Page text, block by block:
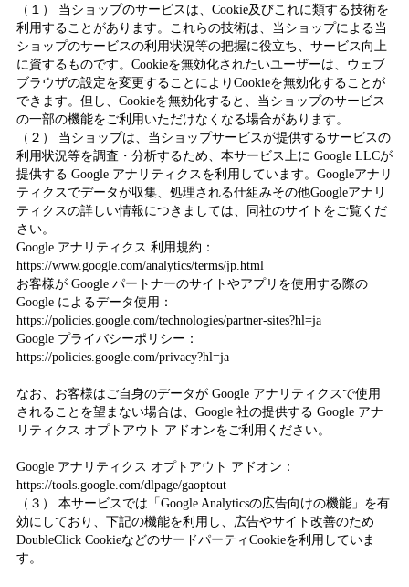
（１） 当ショップのサービスは、Cookie及びこれに類する技術を
利用することがあります。これらの技術は、当ショップによる当
ショップのサービスの利用状況等の把握に役立ち、サービス向上
に資するものです。Cookieを無効化されたいユーザーは、ウェブ
ブラウザの設定を変更することによりCookieを無効化することが
できます。但し、Cookieを無効化すると、当ショップのサービス
の一部の機能をご利用いただけなくなる場合があります。
（２） 当ショップは、当ショップサービスが提供するサービスの
利用状況等を調査・分析するため、本サービス上に Google LLCが
提供する Google アナリティクスを利用しています。Googleアナリ
ティクスでデータが収集、処理される仕組みその他Googleアナリ
ティクスの詳しい情報につきましては、同社のサイトをご覧くだ
さい。
Google アナリティクス 利用規約：
https://www.google.com/analytics/terms/jp.html
お客様が Google パートナーのサイトやアプリを使用する際の
Google によるデータ使用：
https://policies.google.com/technologies/partner-sites?hl=ja
Google プライバシーポリシー：
https://policies.google.com/privacy?hl=ja
なお、お客様はご自身のデータが Google アナリティクスで使用
されることを望まない場合は、Google 社の提供する Google アナ
リティクス オプトアウト アドオンをご利用ください。
Google アナリティクス オプトアウト アドオン：
https://tools.google.com/dlpage/gaoptout
（３） 本サービスでは「Google Analyticsの広告向けの機能」を有
効にしており、下記の機能を利用し、広告やサイト改善のため
DoubleClick CookieなどのサードパーティCookieを利用していま
す。